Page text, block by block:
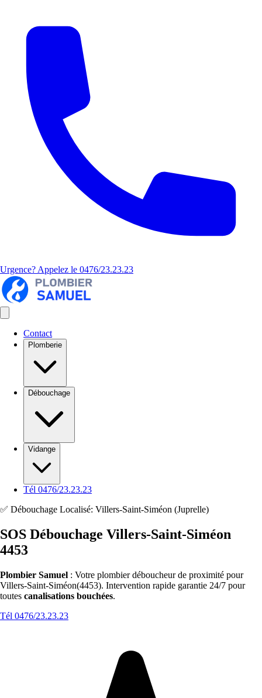
Urgence? Appelez le 0476/23.23.23
Contact
Plomberie
Débouchage
Vidange
Tél 0476/23.23.23
✅ Débouchage Localisé: Villers-Saint-Siméon (Juprelle)
SOS Débouchage Villers-Saint-Siméon
4453
Plombier Samuel : Votre plombier déboucheur de proximité pour
Villers-Saint-Siméon(4453). Intervention rapide garantie 24/7 pour
toutes canalisations bouchées.
Tél 0476/23.23.23